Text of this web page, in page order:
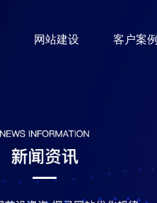
网站建设 客户案例